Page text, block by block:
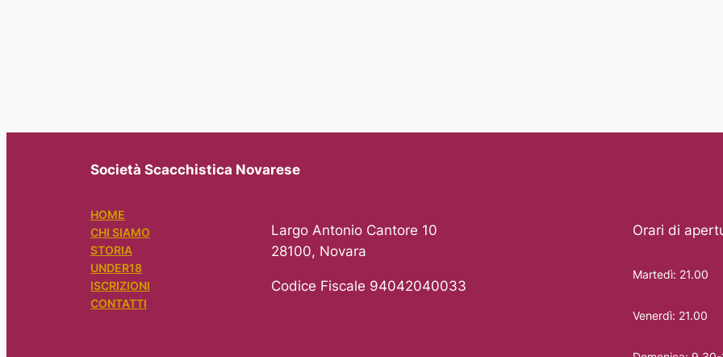
Società Scacchistica Novarese
HOME
CHI SIAMO
STORIA
UNDER18
ISCRIZIONI
CONTATTI
Largo Antonio Cantore 10
28100, Novara
Codice Fiscale 94042040033
Orari di
Martedì: 21.00
Venerdì: 21.00